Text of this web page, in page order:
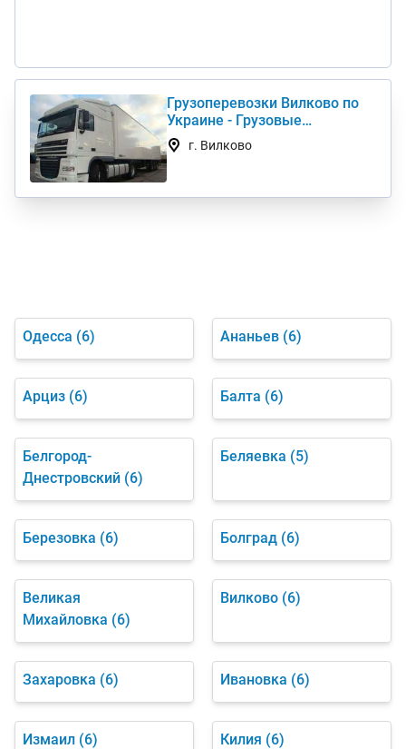
Грузоперевозки Вилково по
Украине - Грузовые
автоперевозки дешево
г. Вилково
Одесса (6) Ананьев (6)
Арциз (6) Балта (6)
Белгород-
Днестровский (6)
Беляевка (5)
Березовка (6) Болград (6)
Великая
Михайловка (6)
Вилково (6)
Захаровка (6) Ивановка (6)
Измаил (6) Килия (6)